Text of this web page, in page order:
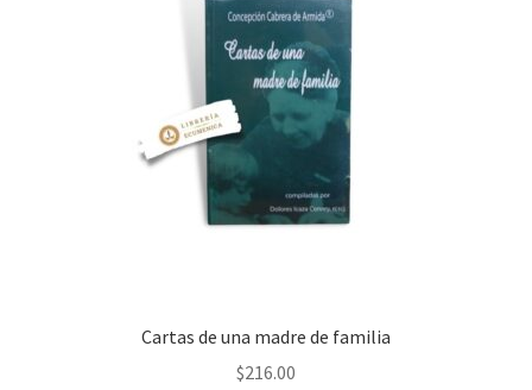
Cartas de una madre de familia
$216.00